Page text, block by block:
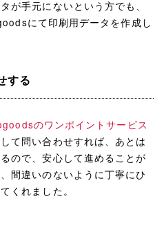
が手元にないという方でも、
にて印刷用データを作成し
する
のワンポイントサービス
て問い合わせすれば、あとは
ので、安心して進めることが
間違いのないように丁寧にひ
くれました。